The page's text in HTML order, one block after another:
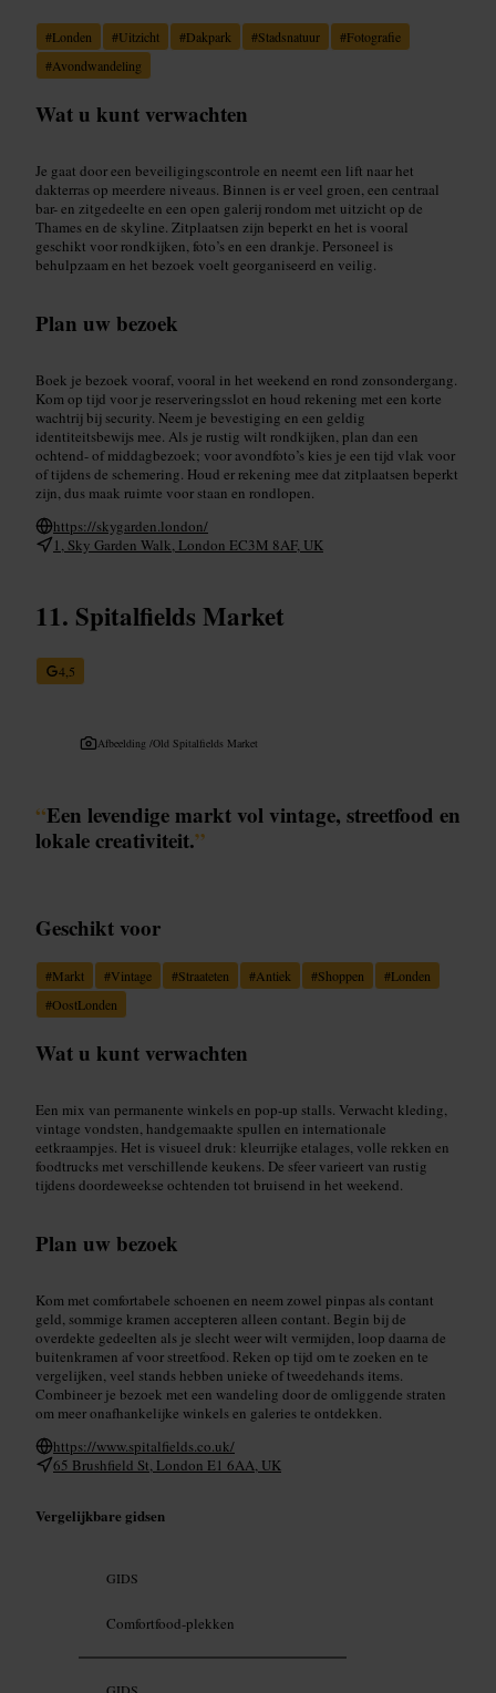
#Londen #Uitzicht #Dakpark #Stadsnatuur #Fotografie
#Avondwandeling
Wat u kunt verwachten
Je gaat door een beveiligingscontrole en neemt een lift naar het
dakterras op meerdere niveaus. Binnen is er veel groen, een centraal
bar- en zitgedeelte en een open galerij rondom met uitzicht op de
Thames en de skyline. Zitplaatsen zijn beperkt en het is vooral
geschikt voor rondkijken, foto’s en een drankje. Personeel is
behulpzaam en het bezoek voelt georganiseerd en veilig.
Plan uw bezoek
Boek je bezoek vooraf, vooral in het weekend en rond zonsondergang.
Kom op tijd voor je reserveringsslot en houd rekening met een korte
wachtrij bij security. Neem je bevestiging en een geldig
identiteitsbewijs mee. Als je rustig wilt rondkijken, plan dan een
ochtend- of middagbezoek; voor avondfoto’s kies je een tijd vlak voor
of tijdens de schemering. Houd er rekening mee dat zitplaatsen beperkt
zijn, dus maak ruimte voor staan en rondlopen.
https://skygarden.london/
1, Sky Garden Walk, London EC3M 8AF, UK
Spitalfields Market
4,5
Afbeelding /Old Spitalfields Market
“Een levendige markt vol vintage, streetfood en
lokale creativiteit.”
Geschikt voor
#Markt #Vintage #Straateten #Antiek #Shoppen #Londen
#OostLonden
Wat u kunt verwachten
Een mix van permanente winkels en pop-up stalls. Verwacht kleding,
vintage vondsten, handgemaakte spullen en internationale
eetkraampjes. Het is visueel druk: kleurrijke etalages, volle rekken en
foodtrucks met verschillende keukens. De sfeer varieert van rustig
tijdens doordeweekse ochtenden tot bruisend in het weekend.
Plan uw bezoek
Kom met comfortabele schoenen en neem zowel pinpas als contant
geld, sommige kramen accepteren alleen contant. Begin bij de
overdekte gedeelten als je slecht weer wilt vermijden, loop daarna de
buitenkramen af voor streetfood. Reken op tijd om te zoeken en te
vergelijken, veel stands hebben unieke of tweedehands items.
Combineer je bezoek met een wandeling door de omliggende straten
om meer onafhankelijke winkels en galeries te ontdekken.
https://www.spitalfields.co.uk/
65 Brushfield St, London E1 6AA, UK
Vergelijkbare gidsen
GIDS
Comfortfood-plekken